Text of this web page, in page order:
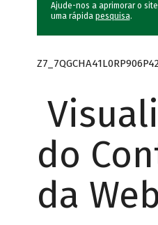
Ajude-nos a aprimorar o
uma rápida pesquisa.
do
da